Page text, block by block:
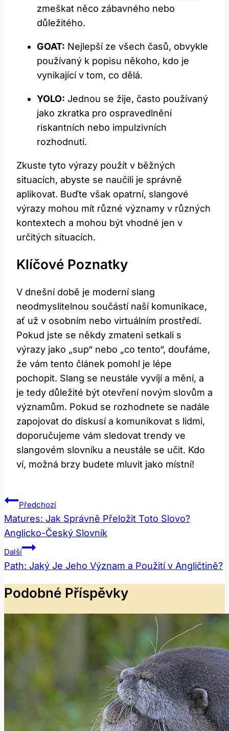
zmeškat něco zábavného nebo
důležitého.
GOAT: Nejlepší ze všech časů, obvykle
⁤používaný k popisu někoho,⁤ kdo je
vynikající v tom, co dělá.
YOLO: Jednou⁣ se žije, často používaný⁣
jako ​zkratka pro ospravedlnění⁣
riskantních nebo impulzivních
rozhodnutí.
Zkuste tyto​ výrazy ⁣použít v běžných⁣
situacích, abyste se naučili ‍je správně
aplikovat. Buďte⁣ však opatrní, slangové ​
výrazy mohou mít⁣ různé významy v různých⁤
kontextech ​a mohou být vhodné⁣ jen v
určitých situacích.
Klíčové Poznatky
V dnešní době je moderní slang
⁤neodmyslitelnou součástí⁢ naší komunikace,
‍ať už v osobním nebo virtuálním prostředí.
Pokud jste⁤ se někdy zmateni setkali ‌s
výrazy ⁢jako „sup“ nebo „co tento“, doufáme,⁣
že vám tento článek pomohl je lépe
pochopit. Slang se neustále vyvíjí⁢ a mění,‌ a
je tedy důležité být otevření novým⁣ slovům⁤ a
významům.‌ Pokud se ​rozhodnete se nadále
zapojovat do diskusí a komunikovat s lidmi,
doporučujeme vám ⁢sledovat trendy ve
slangovém slovníku ⁢a neustále se učit. Kdo
ví, možná⁢ brzy budete​ mluvit⁣ jako místní!
Navigace
Pro
Příspěvek
Předchozí
Matures: Jak Správně Přeložit Toto Slovo?
Anglicko-Český Slovník
Další
Path: Jaký Je Jeho Význam a Použití v Angličtině?
Podobné Příspěvky